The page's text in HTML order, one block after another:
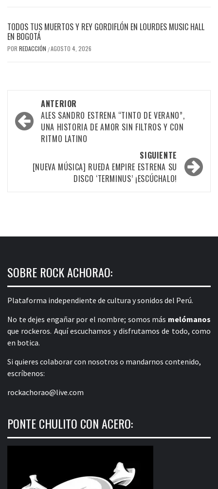
TODOS TUS MUERTOS Y REY GORDIFLÓN EN LOURDES MUSIC HALL
EN BOGOTÁ
POR REDACCIÓN /AGOSTO 4, 2026
Navegación
por
las
ANTERIOR
ALES SANDRO ESTRENA “TINTO DE VERANO”,
UNA HISTORIA DE AMOR SIN FILTROS Y CON
RITMO LATINO
SIGUIENTE
[NUEVA MÚSICA] RUEDA EMPIRE ESTRENA SU
DISCO ‘TERMINUS’ ¡ESCÚCHALO!
SOBRE ROCK ACHORAO:
Plataforma independiente de cultura y sonidos del Perú.
No te dejes engañar por el nombre; somos más melómanos
que rockeros. Aquí escuchamos y disfrutamos de todo, como
en botica.
Si quieres colaborar con nosotros o mandarnos contenido,
escríbenos:
rockachorao@live.com
PONTE CHULITO CON ACERO: